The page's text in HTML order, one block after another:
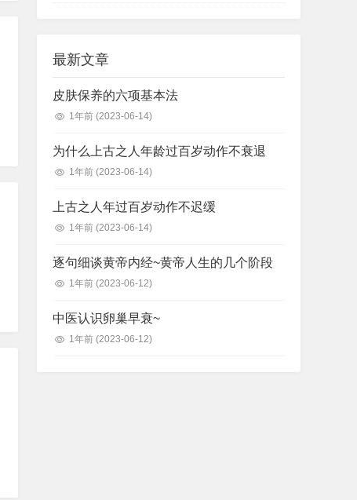
最新文章
皮肤保养的六项基本法
1年前 (2023-06-14)
为什么上古之人年龄过百岁动作不衰退
1年前 (2023-06-14)
上古之人年过百岁动作不迟缓
1年前 (2023-06-14)
逐句细谈黄帝内经~黄帝人生的几个阶段
1年前 (2023-06-12)
中医认识卵巢早衰~
1年前 (2023-06-12)